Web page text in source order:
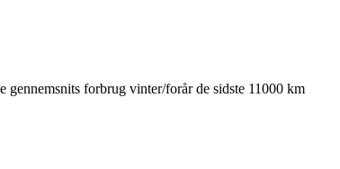
forbrug vinter/forår de sidste 11000 km